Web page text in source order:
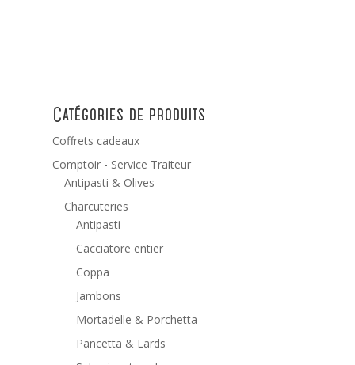
Catégories de produits
Coffrets cadeaux
Comptoir - Service Traiteur
Antipasti & Olives
Charcuteries
Antipasti
Cacciatore entier
Coppa
Jambons
Mortadelle & Porchetta
Pancetta & Lards